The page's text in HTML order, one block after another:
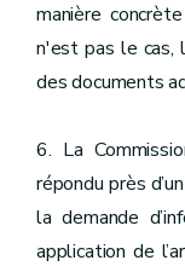
manière
n'est pas le cas,
des documents
6. La
répondu près
la demande
application de